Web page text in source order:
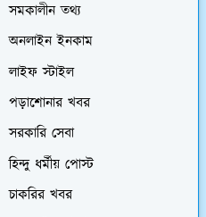
সমকালীন তথ্য
অনলাইন ইনকাম
লাইফ স্টাইল
পড়াশোনার খবর
সরকারি সেবা
হিন্দু ধর্মীয় পোস্ট
চাকরির খবর